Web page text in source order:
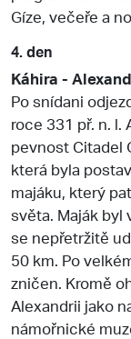
Gíze, večeře a
4. den
Káhira -
Po snídani
roce 331 př. n. l.
pevnost Citadel
která byla
majáku, který
světa. Maják byl
se nepřetržitě
50 km. Po
zničen. Kromě
Alexandrii jako
námořnické